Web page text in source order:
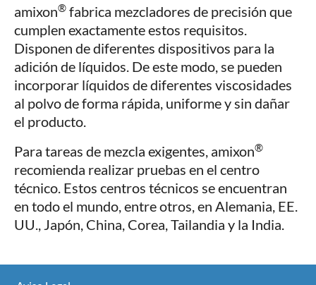
amixon® fabrica mezcladores de precisión que
cumplen exactamente estos requisitos.
Disponen de diferentes dispositivos para la
adición de líquidos. De este modo, se pueden
incorporar líquidos de diferentes viscosidades
al polvo de forma rápida, uniforme y sin dañar
el producto.
Para tareas de mezcla exigentes, amixon®
recomienda realizar pruebas en el centro
técnico. Estos centros técnicos se encuentran
en todo el mundo, entre otros, en Alemania, EE.
UU., Japón, China, Corea, Tailandia y la India.